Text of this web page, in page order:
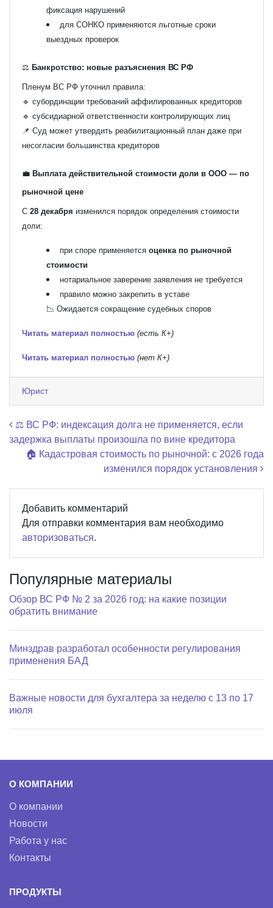
фиксация нарушений
для СОНКО применяются льготные сроки
выездных проверок
⚖️ Банкротство: новые разъяснения ВС РФ
Пленум ВС РФ уточнил правила:
🔹 субординации требований аффилированных кредиторов
🔹 субсидиарной ответственности контролирующих лиц
📌 Суд может утвердить реабилитационный план даже при
несогласии большинства кредиторов
💼 Выплата действительной стоимости доли в ООО — по
рыночной цене
С 28 декабря изменился порядок определения стоимости
доли:
при споре применяется оценка по рыночной
стоимости
нотариальное заверение заявления не требуется
правило можно закрепить в уставе
📉 Ожидается сокращение судебных споров
Читать материал полностью (есть К+)
Читать материал полностью (нет К+)
Юрист
Навигация по записям
⚖️ ВС РФ: индексация долга не применяется, если
задержка выплаты произошла по вине кредитора
🏠 Кадастровая стоимость по рыночной: с 2026 года
изменился порядок установления
Добавить комментарий
Для отправки комментария вам необходимо
авторизоваться.
Популярные материалы
Обзор ВС РФ № 2 за 2026 год: на какие позиции
обратить внимание
Минздрав разработал особенности регулирования
применения БАД
Важные новости для бухгалтера за неделю с 13 по 17
июля
О КОМПАНИИ
О компании
Новости
Работа у нас
Контакты
ПРОДУКТЫ